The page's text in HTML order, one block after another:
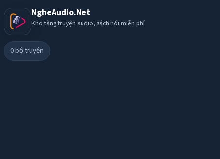
NgheAudio.Net
Kho tàng truyện audio, sách nói miễn phí
0bộ truyện